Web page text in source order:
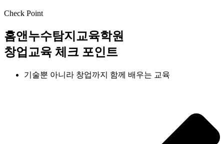
Check Point
홈앤누수탐지교육학원
창업교육 체크 포인트
기술뿐 아니라 창업까지 함께 배우는 교육